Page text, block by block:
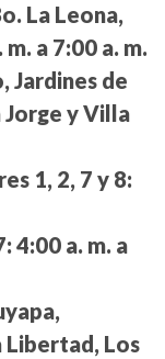
La Leona,
a 7:00 a. m.
Jardines de
y Villa
1, 2, 7 y 8:
4:00 a. m. a
Libertad, Los